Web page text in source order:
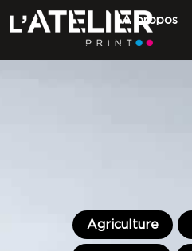
A propos
Agriculture